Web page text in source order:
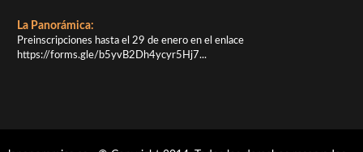
La Panorámica:
Preinscripciones hasta el 29 de enero en el enlace
https://forms.gle/b5yvB2Dh4ycyr5Hj7...